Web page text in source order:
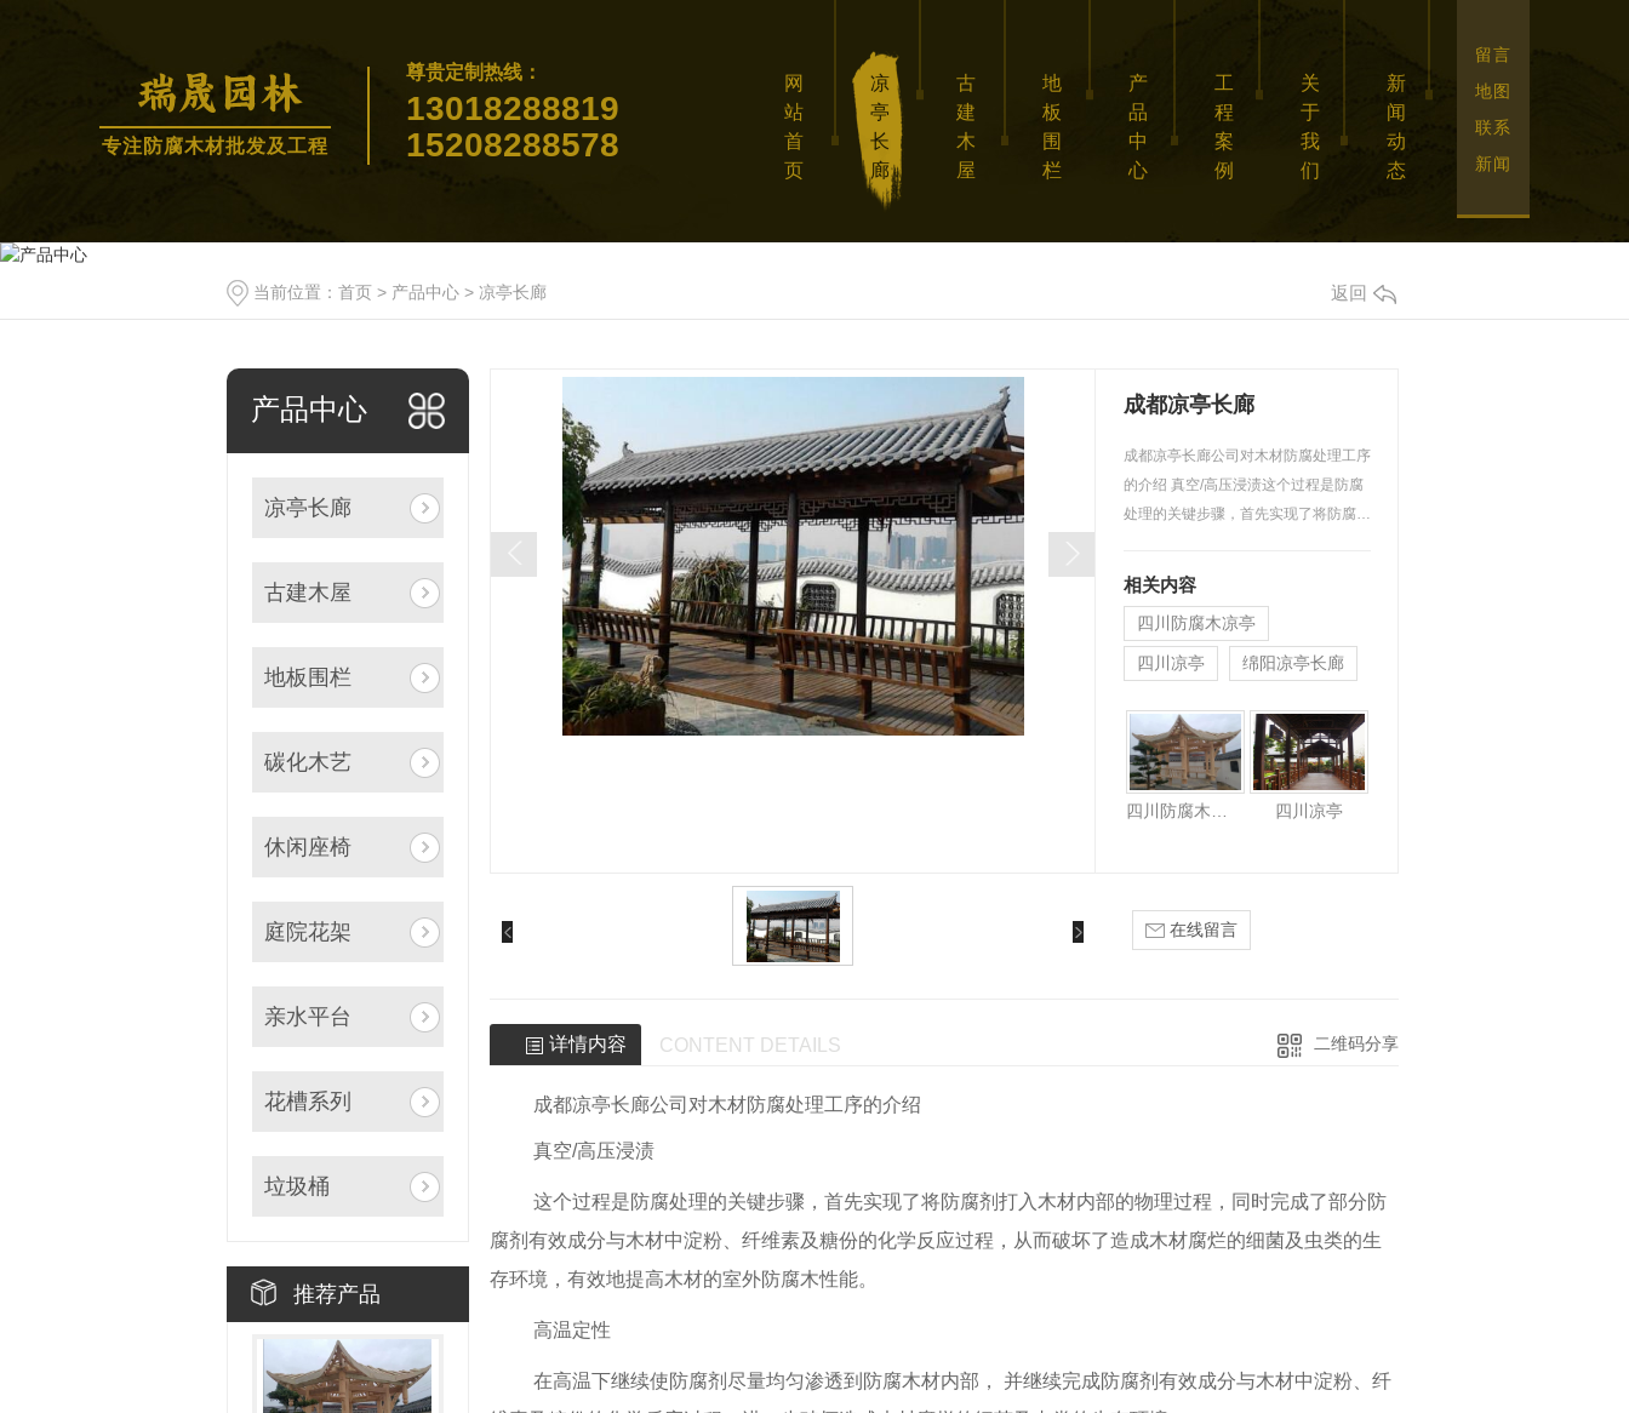
专注防腐木材批发及工程
尊贵定制热线：
13018288819
15208288578
网
站
首
页
凉
亭
长
廊
古
建
木
屋
地
板
围
栏
产
品
中
心
工
程
案
例
关
于
我
们
新
闻
动
态
留言
地图
联系
新闻
当前位置： 首页 > 产品中心 > 凉亭长廊 返回
产品中心
凉亭长廊
古建木屋
地板围栏
碳化木艺
休闲座椅
庭院花架
亲水平台
花槽系列
垃圾桶
推荐产品
成都凉亭长廊
成都凉亭长廊公司对木材防腐处理工序
的介绍 真空/高压浸渍这个过程是防腐
处理的关键步骤，首先实现了将防腐剂
相关内容
四川防腐木凉亭
四川凉亭 绵阳凉亭长廊
四川凉亭
在线留言
详情内容 CONTENT DETAILS 二维码分享
成都凉亭长廊公司对木材防腐处理工序的介绍
真空/高压浸渍
这个过程是防腐处理的关键步骤，首先实现了将防腐剂打入木材内部的物理过程，同时完成了部分防
腐剂有效成分与木材中淀粉、纤维素及糖份的化学反应过程，从而破坏了造成木材腐烂的细菌及虫类的生
存环境，有效地提高木材的室外防腐木性能。
高温定性
在高温下继续使防腐剂尽量均匀渗透到防腐木材内部， 并继续完成防腐剂有效成分与木材中淀粉、纤